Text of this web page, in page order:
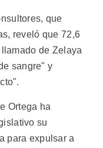
que
reveló que 72,6
de Zelaya
sangre" y
Ortega ha
su
para expulsar a